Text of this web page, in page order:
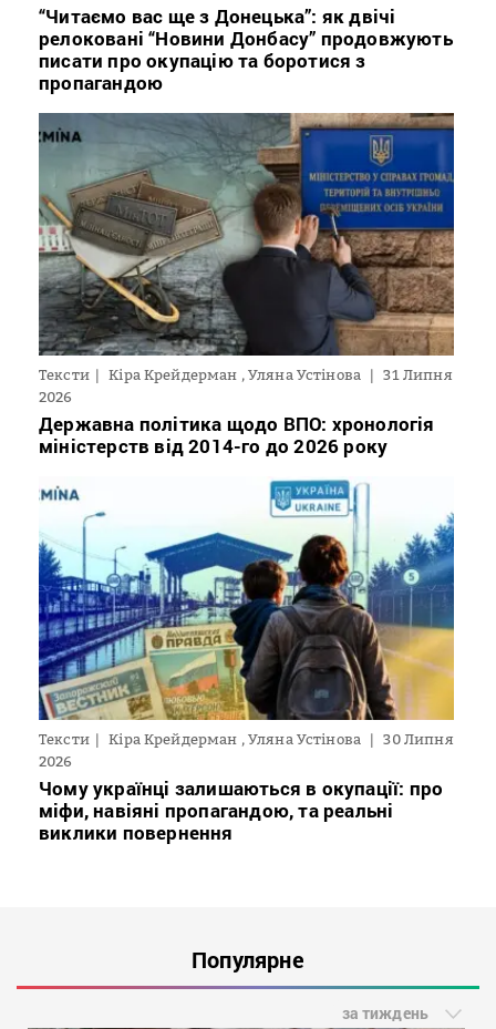
“Читаємо вас ще з Донецька”: як двічі
релоковані “Новини Донбасу” продовжують
писати про окупацію та боротися з
пропагандою
Тексти Кіра Крейдерман , Уляна Устінова
31 Липня
2026
Державна політика щодо ВПО: хронологія
міністерств від 2014-го до 2026 року
Тексти Кіра Крейдерман , Уляна Устінова
30 Липня
2026
Чому українці залишаються в окупації: про
міфи, навіяні пропагандою, та реальні
виклики повернення
Популярне
за тиждень